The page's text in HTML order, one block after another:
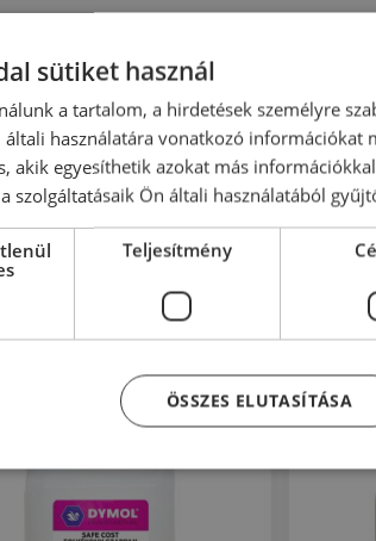
töltse meg az adagolót. . Válassza
a mosogatógépet és kapcsolja be a
<5%anionos felületaktív anyag,
sütiket használ
a tartalom, a hirdetések személyre
használatára vonatkozó információkat
akik egyesíthetik azokat más
szolgáltatásaik Ön általi használatából
Teljesítmény
ÖSSZES ELUTASÍTÁSA